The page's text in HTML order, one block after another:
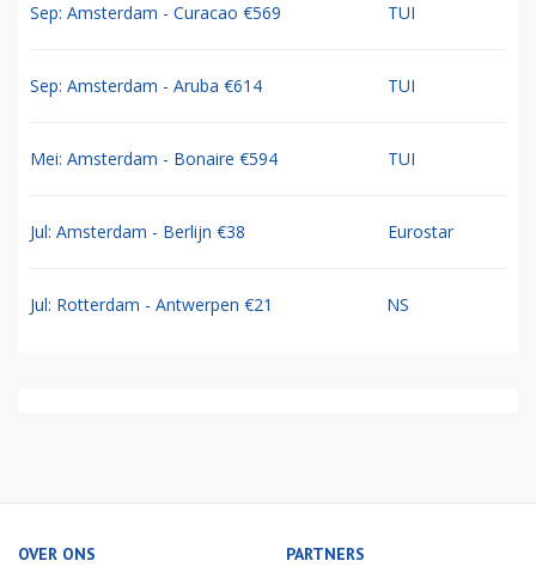
Sep: Amsterdam - Curacao €569 TUI
Sep: Amsterdam - Aruba €614 TUI
Mei: Amsterdam - Bonaire €594 TUI
Jul: Amsterdam - Berlijn €38 Eurostar
Jul: Rotterdam - Antwerpen €21 NS
OVER ONS PARTNERS